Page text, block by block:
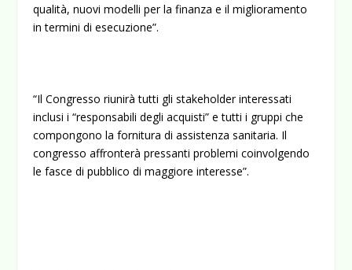
qualità, nuovi modelli per la finanza e il miglioramento
in termini di esecuzione”.
“Il Congresso riunirà tutti gli stakeholder interessati
inclusi i “responsabili degli acquisti” e tutti i gruppi che
compongono la fornitura di assistenza sanitaria. Il
congresso affronterà pressanti problemi coinvolgendo
le fasce di pubblico di maggiore interesse”.